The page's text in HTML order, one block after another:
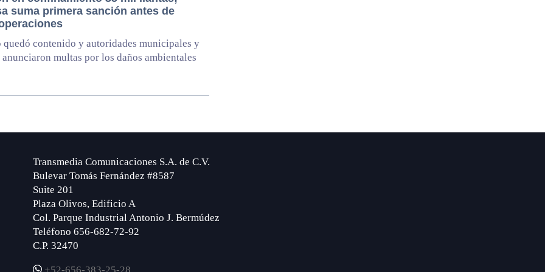
suma primera sanción antes de
quedó contenido y autoridades municipales y
anunciaron multas por los daños ambientales
Transmedia Comunicaciones S.A. de C.V.
Bulevar Tomás Fernández #8587
Suite 201
Plaza Olivos, Edificio A
Col. Parque Industrial Antonio J. Bermúdez
Teléfono 656-682-72-92
C.P. 32470
+52-656-383-25-28